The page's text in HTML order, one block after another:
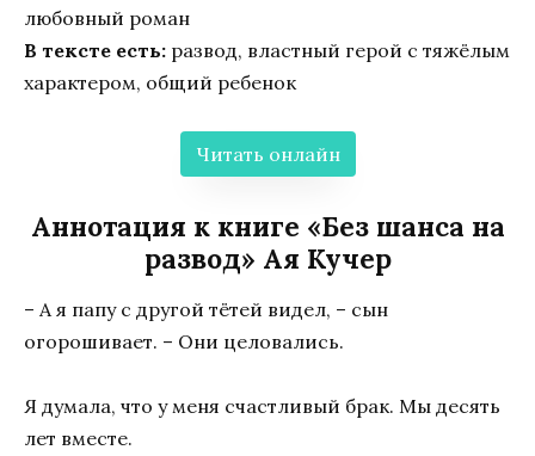
любовный роман
В тексте есть: развод, властный герой с тяжёлым
характером, общий ребенок
Читать онлайн
Аннотация к книге «Без шанса на
развод» Ая Кучер
– А я папу с другой тётей видел, – сын
огорошивает. – Они целовались.
Я думала, что у меня счастливый брак. Мы десять
лет вместе.